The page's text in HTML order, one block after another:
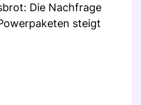
Die Nachfrage
steigt